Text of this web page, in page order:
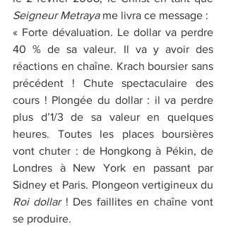
Seigneur Metraya me livra ce message :
« Forte dévaluation. Le dollar va perdre
40 % de sa valeur. Il va y avoir des
réactions en chaîne. Krach boursier sans
précédent ! Chute spectaculaire des
cours ! Plongée du dollar : il va perdre
plus d’1/3 de sa valeur en quelques
heures. Toutes les places boursières
vont chuter : de Hongkong à Pékin, de
Londres à New York en passant par
Roi dollar ! Des faillites en chaîne vont
se produire.